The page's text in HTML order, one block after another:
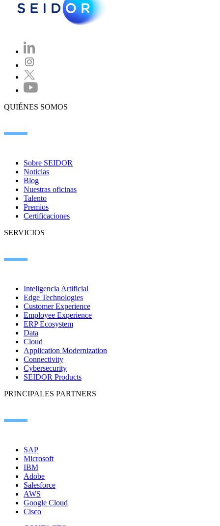
QUIÉNES SOMOS
Sobre SEIDOR
Noticias
Blog
Nuestras oficinas
Talento
Premios
Certificaciones
SERVICIOS
Inteligencia Artificial
Edge Technologies
Customer Experience
Employee Experience
ERP Ecosystem
Data
Cloud
Application Modernization
Connectivity
Cybersecurity
SEIDOR Products
PRINCIPALES PARTNERS
SAP
Microsoft
IBM
Adobe
Salesforce
AWS
Google Cloud
Cisco